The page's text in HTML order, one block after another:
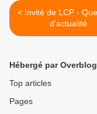
< Invité de LCP - Questions
d'actualité
Hébergé par Overblog
Top articles
Pages